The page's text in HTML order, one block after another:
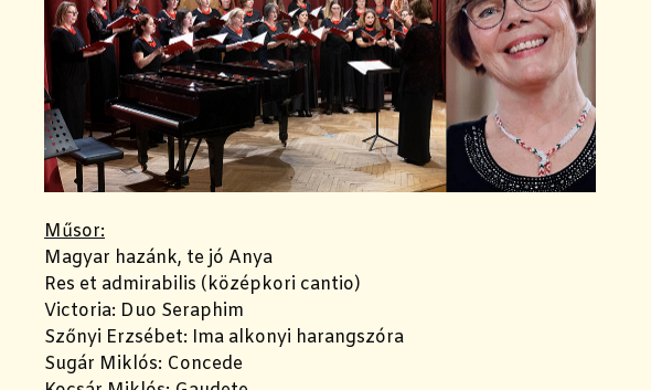
Műsor:
Magyar hazánk, te jó Anya
Res et admirabilis (középkori cantio)
Victoria: Duo Seraphim
Szőnyi Erzsébet: Ima alkonyi harangszóra
Sugár Miklós: Concede